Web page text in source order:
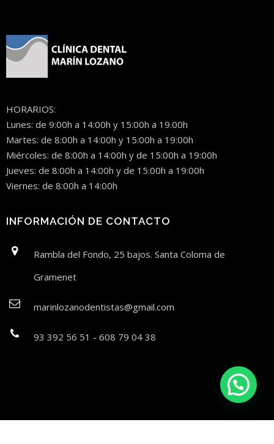
HORARIOS:
Lunes: de 9:00h a 14:00h y 15:00h a 19.00h
Martes: de 8:00h a 14:00h y 15:00h a 19:00h
Miércoles: de 8:00h a 14:00h y de 15:00h a 19:00h
Jueves: de 8:00h a 14:00h y de 15:00h a 19:00h
Viernes: de 8:00h a 14:00h
INFORMACIÓN DE CONTACTO
Rambla del Fondo, 25 bajos. Santa Coloma de
Gramenet
marinlozanodentistas@gmail.com
93 392 56 51 - 608 79 04 38